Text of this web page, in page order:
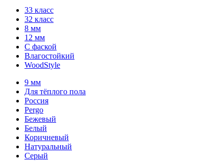
33 класс
32 класс
8 мм
12 мм
С фаской
Влагостойкий
WoodStyle
9 мм
Для тёплого пола
Россия
Pergo
Бежевый
Белый
Коричневый
Натуральный
Серый